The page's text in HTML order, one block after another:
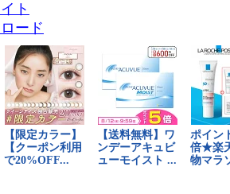
ト
ード